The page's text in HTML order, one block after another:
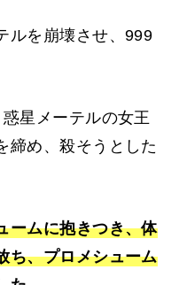
ルを崩壊させ、999
星メーテルの女王
締め、殺そうとした
ームに抱きつき、体
ち、プロメシューム